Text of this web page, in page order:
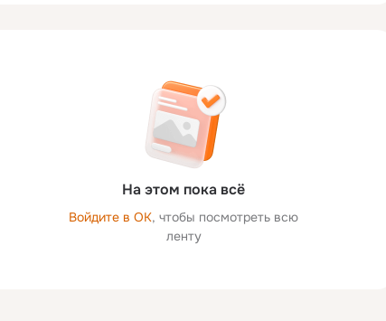
На этом пока всё
Войдите в ОК, чтобы посмотреть всю
ленту